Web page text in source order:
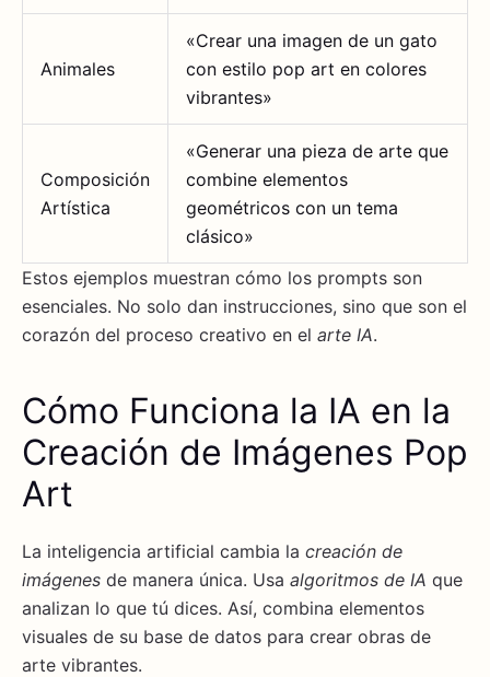
Animales
«Crear una imagen de un gato
con estilo pop art en colores
vibrantes»
Composición
Artística
«Generar una pieza de arte que
combine elementos
geométricos con un tema
clásico»
Estos ejemplos muestran cómo los prompts son
esenciales. No solo dan instrucciones, sino que son el
corazón del proceso creativo en el arte IA.
Cómo Funciona la IA en la
Creación de Imágenes Pop
Art
La inteligencia artificial cambia la creación de
imágenes de manera única. Usa algoritmos de IA que
analizan lo que tú dices. Así, combina elementos
visuales de su base de datos para crear obras de
arte vibrantes.